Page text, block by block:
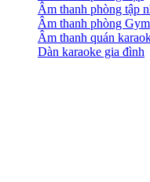
Âm thanh phòng tập
Âm thanh phòng Gym
Âm thanh quán
Dàn karaoke gia đình